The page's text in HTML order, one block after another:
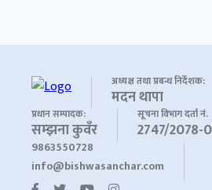
अध्यक्ष तथा प्रबन्ध निर्देशक:
मदन थापा
प्रधान सम्पादक:
सम्झना कुवँर
सूचना विभाग दर्ता नं.
2747/2078-
9863550728
info@bishwasanchar.com